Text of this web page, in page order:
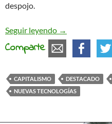
despojo.
Seguir leyendo O el Mundo
→
Comparte
CAPITALISMO DESTACADO
NUEVAS TECNOLOGÍAS